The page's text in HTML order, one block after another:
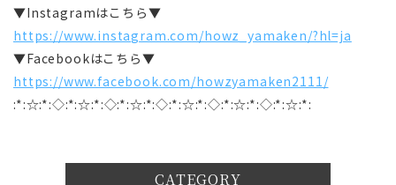
▼Instagramはこちら▼
https://www.instagram.com/howz_yamaken/?hl=ja
▼Facebookはこちら▼
https://www.facebook.com/howzyamaken2111/
:*:☆:*:◇:*:☆:*:◇:*:☆:*:◇:*:☆:*:◇:*:☆:*:◇:*:☆:*:
CATEGORY